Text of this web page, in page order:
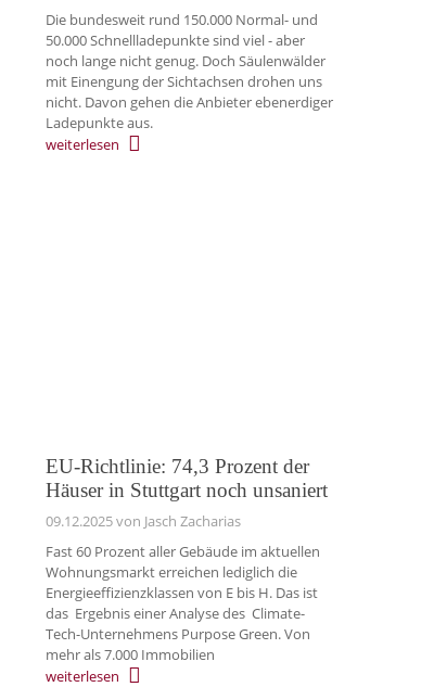
Die bundesweit rund 150.000 Normal- und
50.000 Schnellladepunkte sind viel - aber
noch lange nicht genug. Doch Säulenwälder
mit Einengung der Sichtachsen drohen uns
nicht. Davon gehen die Anbieter ebenerdiger
Ladepunkte aus.
weiterlesen
EU-Richtlinie: 74,3 Prozent der
Häuser in Stuttgart noch unsaniert
09.12.2025von Jasch Zacharias
Fast 60 Prozent aller Gebäude im aktuellen
Wohnungsmarkt erreichen lediglich die
Energieeffizienzklassen von E bis H. Das ist
das Ergebnis einer Analyse des Climate-
Tech-Unternehmens Purpose Green. Von
mehr als 7.000 Immobilien
weiterlesen